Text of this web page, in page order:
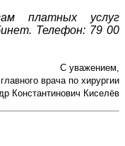
платных услуг
Телефон: 79 00
С уважением,
врача по хирургии
Константинович Киселёв